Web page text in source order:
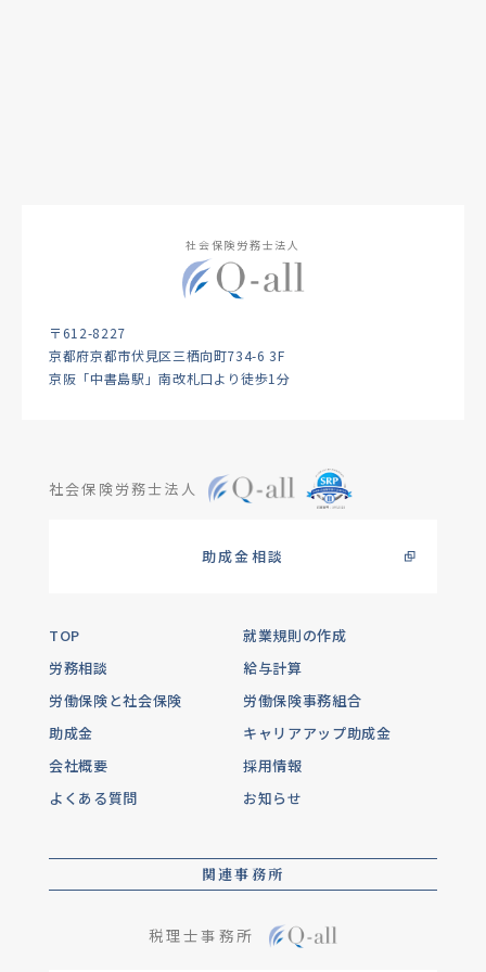
社会保険労務士法人
〒612-8227
京都府京都市伏見区三栖向町734-6 3F
京阪「中書島駅」南改札口より徒歩1分
社会保険労務士法人
助成金相談
TOP
就業規則の作成
労務相談
給与計算
労働保険と社会保険
労働保険事務組合
助成金
キャリアアップ助成金
会社概要
採用情報
よくある質問
お知らせ
関連事務所
税理士事務所